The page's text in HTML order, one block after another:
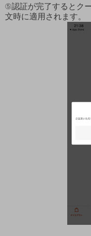
⑤認証が完了するとク
文時に適用されます。